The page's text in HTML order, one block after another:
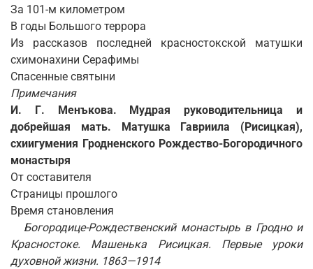
За 101-м километром
В годы Большого террора
Из рассказов последней красностокской матушки
схимонахини Серафимы
Спасенные святыни
Примечания
И. Г. Менъкова. Мудрая руководительница и
добрейшая мать. Матушка Гавриила (Рисицкая),
схиигумения Гродненского Рождество-Богородичного
монастыря
От составителя
Страницы прошлого
Время становления
Богородице-Рождественский монастырь в Гродно и
Красностоке. Машенька Рисицкая.
Первые уроки
духовной жизни. 1863—1914